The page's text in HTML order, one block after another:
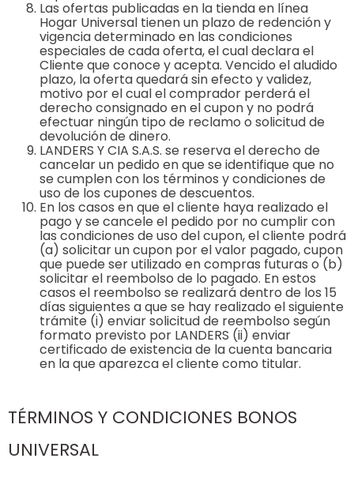
Las ofertas publicadas en la tienda en línea
Hogar Universal tienen un plazo de redención y
vigencia determinado en las condiciones
especiales de cada oferta, el cual declara el
Cliente que conoce y acepta. Vencido el aludido
plazo, la oferta quedará sin efecto y validez,
motivo por el cual el comprador perderá el
derecho consignado en el cupon y no podrá
efectuar ningún tipo de reclamo o solicitud de
devolución de dinero.
LANDERS Y CIA S.A.S. se reserva el derecho de
cancelar un pedido en que se identifique que no
se cumplen con los términos y condiciones de
uso de los cupones de descuentos.
En los casos en que el cliente haya realizado el
pago y se cancele el pedido por no cumplir con
las condiciones de uso del cupon, el cliente podrá
(a) solicitar un cupon por el valor pagado, cupon
que puede ser utilizado en compras futuras o (b)
solicitar el reembolso de lo pagado. En estos
casos el reembolso se realizará dentro de los 15
días siguientes a que se hay realizado el siguiente
trámite (i) enviar solicitud de reembolso según
formato previsto por LANDERS (ii) enviar
certificado de existencia de la cuenta bancaria
en la que aparezca el cliente como titular.
TÉRMINOS Y CONDICIONES BONOS
UNIVERSAL